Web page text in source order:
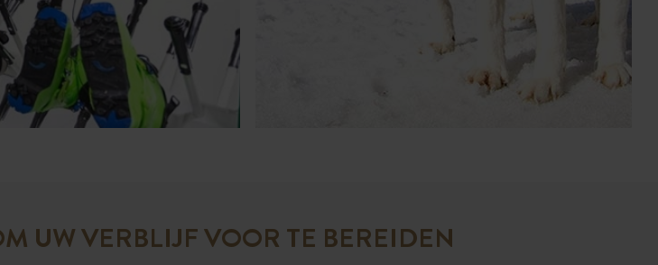
UW VERBLIJF VOOR TE BEREIDEN